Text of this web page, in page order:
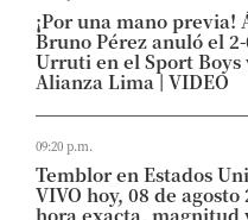
¡Por una mano previa!
Bruno Pérez anuló el
Urruti en el Sport Boys
Alianza Lima | VIDEO
09:20 p.m.
Temblor en Estados
VIVO hoy, 08 de agosto
hora exacta, magnitud